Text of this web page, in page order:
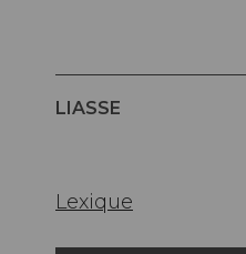
LIASSE
Lexique